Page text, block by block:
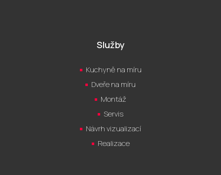
Služby
Kuchyně na míru
Dveře na míru
Montáž
Servis
Návrh vizualizací
Realizace